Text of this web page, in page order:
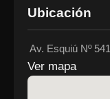
Ubicación
Av. Esquiú Nº 541
Ver mapa